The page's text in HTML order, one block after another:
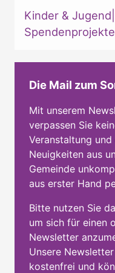
Kinder & Jugend
Spendenprojekte
Die Mail zum
Mit unserem
verpassen Sie
Veranstaltung und
Neuigkeiten aus
Gemeinde
aus erster Hand
Bitte nutzen Sie
um sich für einen
Newsletter
Unsere
kostenfrei und